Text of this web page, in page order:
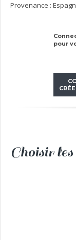
Provenance :
pour
Choisir